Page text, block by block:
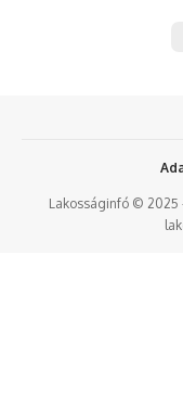
Lakosságinfó © 2025